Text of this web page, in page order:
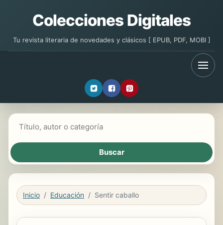
Colecciones Digitales
Tu revista literaria de novedades y clásicos [ EPUB, PDF, MOBI ]
Inicio Educación Sentir caballo